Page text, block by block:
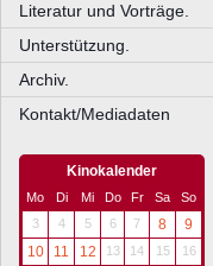
Literatur und Vorträge.
Unterstützung.
Archiv.
Kontakt/Mediadaten
Kinokalender
Mo Di Mi Do Fr Sa
So
3
4 5 6 7 8
9
10
11 12 13 14 15 16